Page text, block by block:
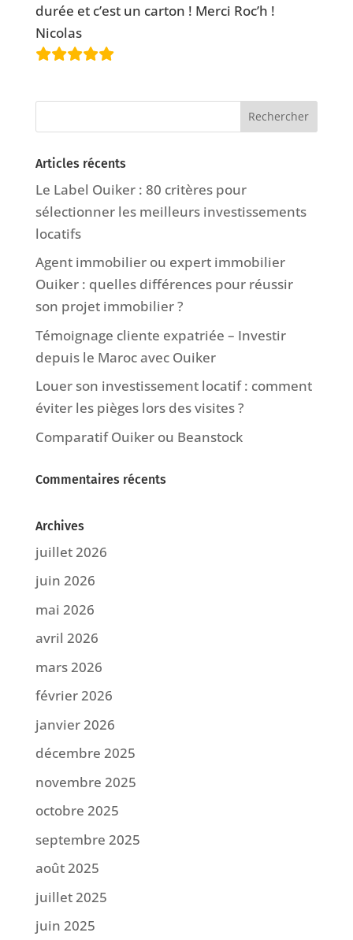
durée et c’est un carton ! Merci Roc’h !
Nicolas
Articles récents
Le Label Ouiker : 80 critères pour
sélectionner les meilleurs investissements
locatifs
Agent immobilier ou expert immobilier
Ouiker : quelles différences pour réussir
son projet immobilier ?
Témoignage cliente expatriée – Investir
depuis le Maroc avec Ouiker
Louer son investissement locatif : comment
éviter les pièges lors des visites ?
Comparatif Ouiker ou Beanstock
Commentaires récents
Archives
juillet 2026
juin 2026
mai 2026
avril 2026
mars 2026
février 2026
janvier 2026
décembre 2025
novembre 2025
octobre 2025
septembre 2025
août 2025
juillet 2025
juin 2025